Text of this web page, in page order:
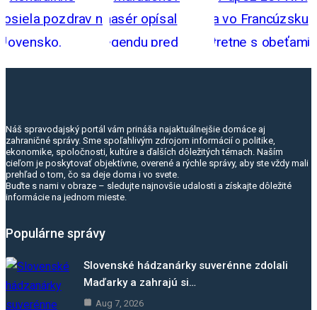
Náš spravodajský portál vám prináša najaktuálnejšie domáce aj
zahraničné správy. Sme spoľahlivým zdrojom informácií o politike,
ekonomike, spoločnosti, kultúre a ďalších dôležitých témach. Naším
cieľom je poskytovať objektívne, overené a rýchle správy, aby ste vždy mali
prehľad o tom, čo sa deje doma i vo svete.
Buďte s nami v obraze – sledujte najnovšie udalosti a získajte dôležité
informácie na jednom mieste.
Populárne správy
Slovenské hádzanárky suverénne zdolali
Maďarky a zahrajú si…
Aug 7, 2026